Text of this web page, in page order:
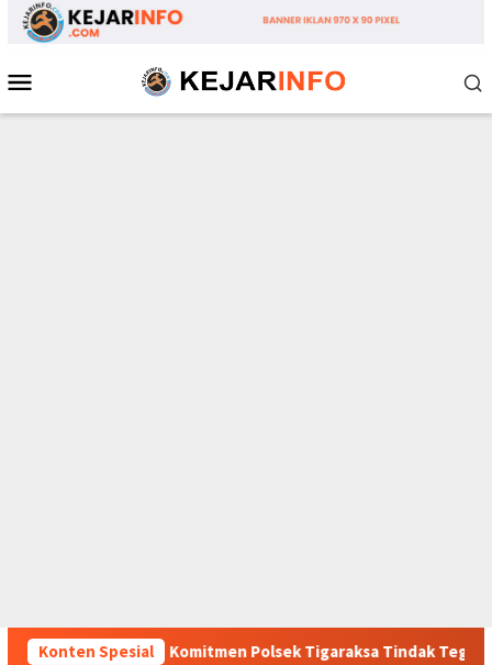
Loncat
Mobile
Konten Spesial
Tigaraksa Tindak Tegas Peredaran Obat Ilegal, Dua Pelaku